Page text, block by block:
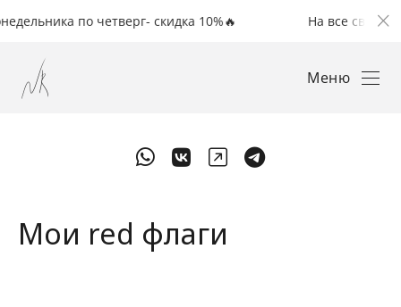
по четверг- скидка 10%🔥 На все свадьбы с
Меню
Мои red флаги